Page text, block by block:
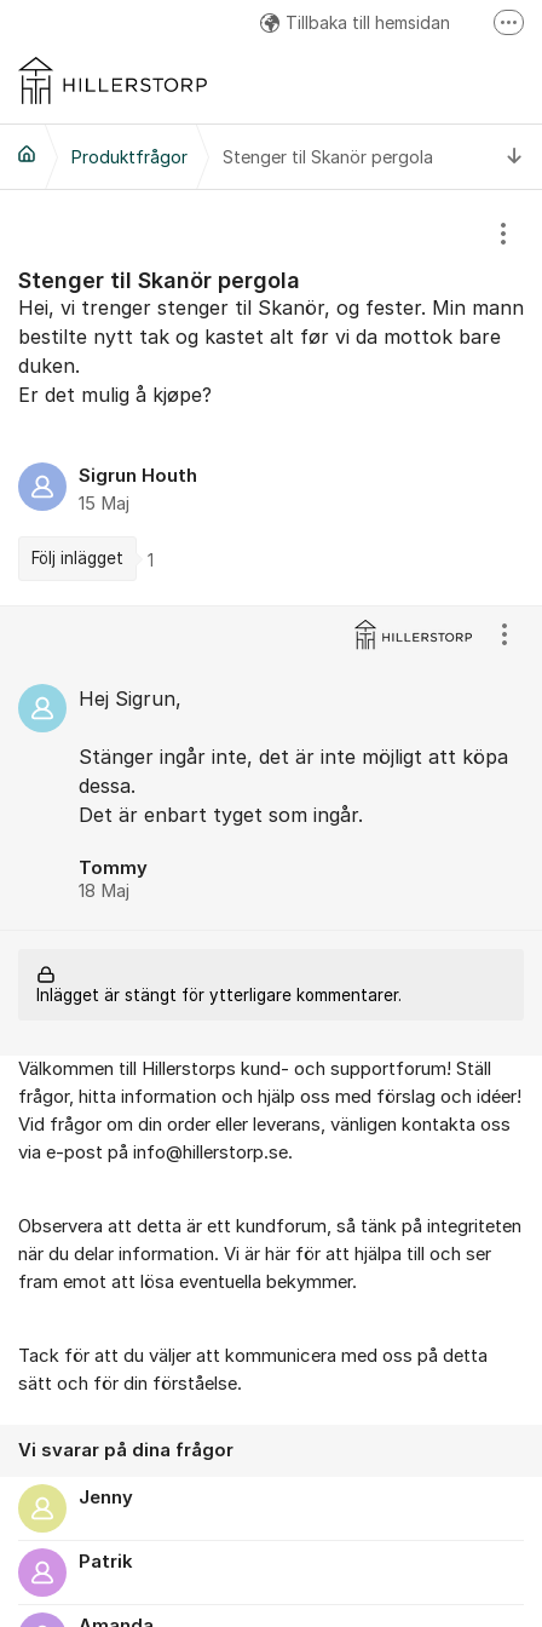
Tillbaka till hemsidan
Hillerstorp Youtube
Produktfrågor Stenger til Skanör pergola
Stenger til Skanör pergola
Hei, vi trenger stenger til Skanör, og fester. Min mann
bestilte nytt tak og kastet alt før vi da mottok bare
duken.
Er det mulig å kjøpe?
Sigrun Houth
15 Maj
Följ inlägget 1
Hej Sigrun,
Stänger ingår inte, det ​är inte möjligt att köpa
dessa.
Det är enbart tyget som ingår.
Tommy
18 Maj
Inlägget är stängt för ytterligare kommentarer.
Om forumet
Välkommen till Hillerstorps kund- och supportforum! Ställ
frågor, hitta information och hjälp oss med förslag och idéer!
Vid frågor om din order eller leverans, vänligen kontakta oss
via e-post på info@hillerstorp.se.
Observera att detta är ett kundforum, så tänk på integriteten
när du delar information. Vi är här för att hjälpa till och ser
fram emot att lösa eventuella bekymmer.
Tack för att du väljer att kommunicera med oss på detta
sätt och för din förståelse.
Vi svarar på dina frågor
Jenny
Patrik